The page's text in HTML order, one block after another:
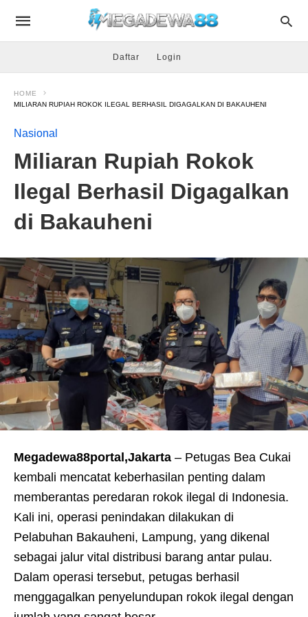
Daftar Login
HOME
MILIARAN RUPIAH ROKOK ILEGAL BERHASIL DIGAGALKAN DI BAKAUHENI
Nasional
Miliaran Rupiah Rokok
Ilegal Berhasil Digagalkan
di Bakauheni
Megadewa88portal,Jakarta – Petugas Bea Cukai
kembali mencatat keberhasilan penting dalam
memberantas peredaran rokok ilegal di Indonesia.
Kali ini, operasi penindakan dilakukan di
Pelabuhan Bakauheni, Lampung, yang dikenal
sebagai jalur vital distribusi barang antar pulau.
Dalam operasi tersebut, petugas berhasil
menggagalkan penyelundupan rokok ilegal dengan